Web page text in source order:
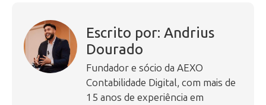
Escrito por: Andrius
Dourado
Fundador e sócio da AEXO
Contabilidade Digital, com mais de
15 anos de experiência em